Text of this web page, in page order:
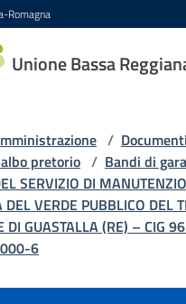
Romagna
Unione Bassa
/
pretorio / Bandi di
SERVIZIO DI
VERDE PUBBLICO DEL
DI GUASTALLA (RE) – CIG
6